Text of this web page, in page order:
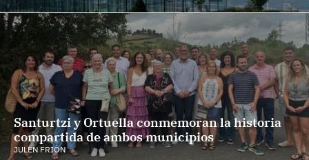
Santurtzi y Ortuella conmemoran la historia
compartida de ambos municipios
JULEN FRIÓN